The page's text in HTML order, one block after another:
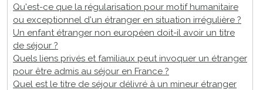
Qu'est-ce que la régularisation pour motif humanitaire
ou exceptionnel d'un étranger en situation irrégulière ?
Un enfant étranger non européen doit-il avoir un titre
de séjour ?
Quels liens privés et familiaux peut invoquer un étranger
pour être admis au séjour en France ?
Quel est le titre de séjour délivré à un mineur étranger